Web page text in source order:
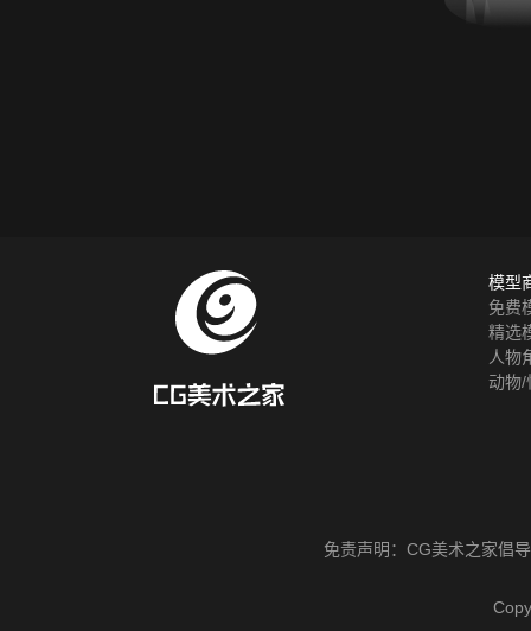
模型
免费
精选
人物
动物/
免责声明： CG美术之家倡